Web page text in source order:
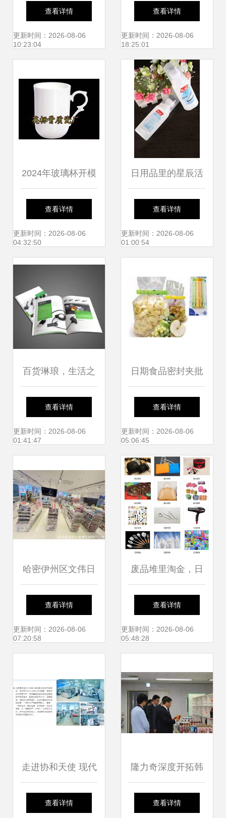
与日用品包装袋，
就选苍南龙港恩颂
查看详情
更新时间：2026-08-06
10:23:04
购指南 价格与厂家
信息一网打尽
查看详情
更新时间：2026-08-06
18:25:01
2024年玻璃杯开模
定制与批发采购全
攻略 选对厂家，价
格透明，助力日用
百货商机
查看详情
更新时间：2026-08-06
04:32:50
日用品里的星辰活
力——活力之家的
好物发现
查看详情
更新时间：2026-08-06
01:00:54
百货琳琅，生活之
美 —— 日用百货
选购指南
查看详情
更新时间：2026-08-06
01:41:47
日期食品密封夹批
发采购指南 如何甄
选合作厂家与价格
列表解析
查看详情
更新时间：2026-08-06
05:06:45
哈密伊州区文伟日
用百货店 日用百货
的温馨驿站
查看详情
更新时间：2026-08-06
07:20:58
废品堆里淘金，日
用百货焕新——义
乌万客来回收公司
查看详情
更新时间：2026-08-06
05:48:28
走进协和天使 现代
科技与安心日用的
查看详情
隆力奇深度开拓韩
国市场 本土化策略
查看详情